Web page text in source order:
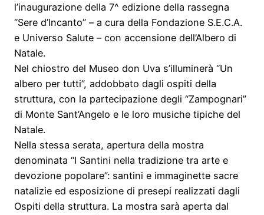
l’inaugurazione della 7^ edizione della rassegna
“Sere d’Incanto” – a cura della Fondazione S.E.C.A.
e Universo Salute – con accensione dell’Albero di
Natale.
Nel chiostro del Museo don Uva s’illuminerà “Un
albero per tutti”, addobbato dagli ospiti della
struttura, con la partecipazione degli “Zampognari”
di Monte Sant’Angelo e le loro musiche tipiche del
Natale.
Nella stessa serata, apertura della mostra
denominata “I Santini nella tradizione tra arte e
devozione popolare”: santini e immaginette sacre
natalizie ed esposizione di presepi realizzati dagli
Ospiti della struttura. La mostra sarà aperta dal